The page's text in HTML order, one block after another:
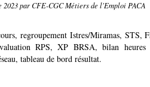
2023par CFE-CGC Métiers de l'Emploi PACA
regroupement Istres/Miramas, STS,
RPS, XP BRSA, bilan heures
tableau de bord résultat.